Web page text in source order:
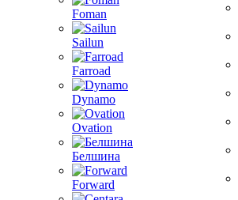
Foman
Sailun
Farroad
Dynamo
Ovation
Белшина
Forward